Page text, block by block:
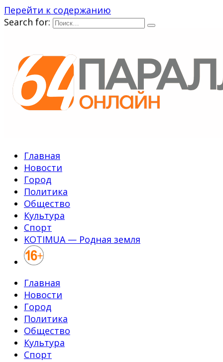
Перейти к содержанию
Search for:
Главная
Новости
Город
Политика
Общество
Культура
Спорт
KOTIMUA — Родная земля
Главная
Новости
Город
Политика
Общество
Культура
Спорт